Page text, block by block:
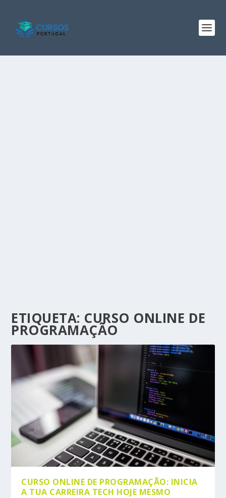
ETIQUETA: CURSO ONLINE DE
PROGRAMAÇÃO
CURSO ONLINE DE PROGRAMAÇÃO: INICIA
A TUA CARREIRA TECH HOJE MESMO